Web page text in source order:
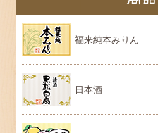
福来純本みりん
日本酒